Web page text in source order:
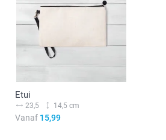
Etui
23,5 14,5 cm
Vanaf 15,99